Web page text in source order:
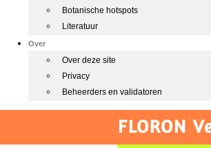
Botanische hotspots
Literatuur
Over
Over deze site
Privacy
Beheerders en validatoren
FLORON